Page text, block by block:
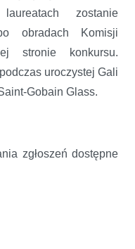
zostanie
obradach Komisji
stronie konkursu.
uroczystej Gali
Gobain Glass.
zgłoszeń dostępne